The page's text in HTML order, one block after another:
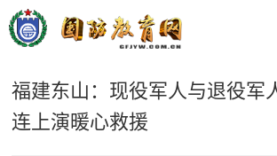
首
福建东山：现役军人与退役军
连上演暖心救援